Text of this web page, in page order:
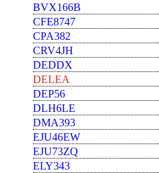
BVX166B
CFE8747
CPA382
CRV4JH
DEDDX
DELEA
DEP56
DLH6LE
DMA393
EJU46EW
EJU73ZQ
ELY343